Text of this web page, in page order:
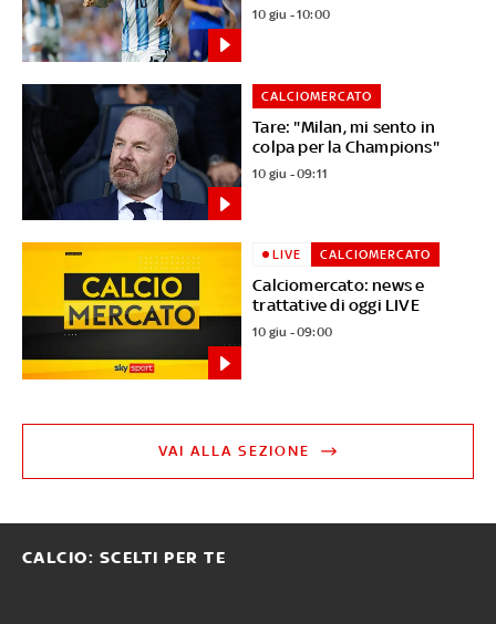
10 giu - 10:00
Tare: "Milan, mi sento in
colpa per la Champions"
CALCIOMERCATO
10 giu - 09:11
Calciomercato: news e
trattative di oggi LIVE
LIVE CALCIOMERCATO
10 giu - 09:00
VAI ALLA SEZIONE
CALCIO: SCELTI PER TE